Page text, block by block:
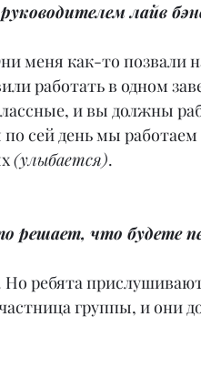
лайв
меня как-то позвали
работать в одном
и вы должны
сей день мы
(улыбается).
решает, что будете
ребята
группы, и они